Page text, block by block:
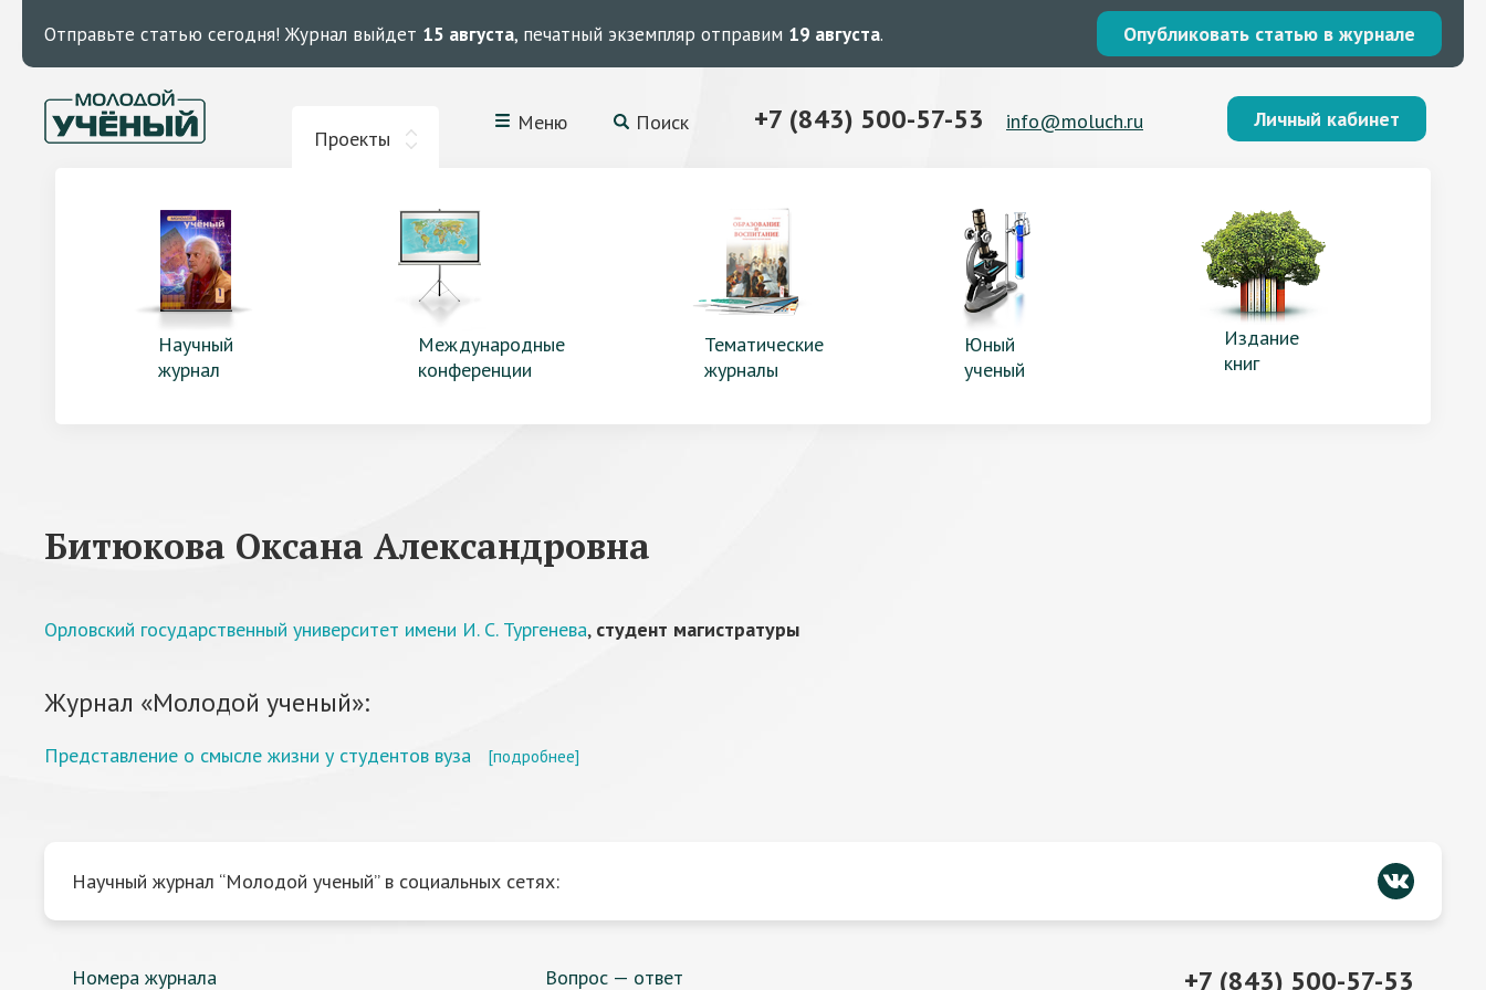
Отправьте статью сегодня! Журнал выйдет 15 августа, печатный экземпляр отправим 19 августа. Опубликовать статью в журнале
Проекты
Меню Поиск +7 (843) 500-57-53 info@moluch.ru Личный кабинет
Научный
журнал
Международные
конференции
Тематические
журналы
Юный
ученый
Издание
книг
Битюкова Оксана Александровна
Орловский государственный университет имени И. С. Тургенева, студент магистратуры
Журнал «Молодой ученый»:
Представление о смысле жизни у студентов вуза [подробнее]
Научный журнал “Молодой ученый” в социальных сетях:
Номера журнала Вопрос — ответ +7 (843) 500-57-53